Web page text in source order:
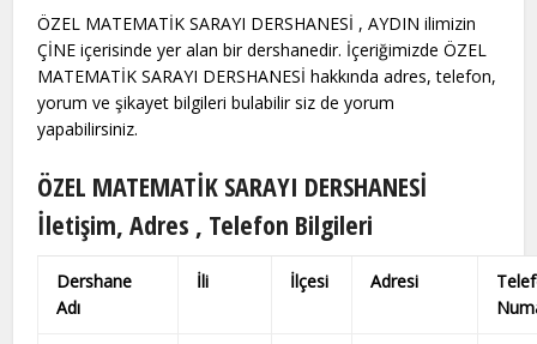
ÖZEL MATEMATİK SARAYI DERSHANESİ , AYDIN ilimizin
ÇİNE içerisinde yer alan bir dershanedir. İçeriğimizde ÖZEL
MATEMATİK SARAYI DERSHANESİ hakkında adres, telefon,
yorum ve şikayet bilgileri bulabilir siz de yorum
yapabilirsiniz.
ÖZEL MATEMATİK SARAYI DERSHANESİ
İletişim, Adres , Telefon Bilgileri
Dershane
Adı
İli İlçesi Adresi